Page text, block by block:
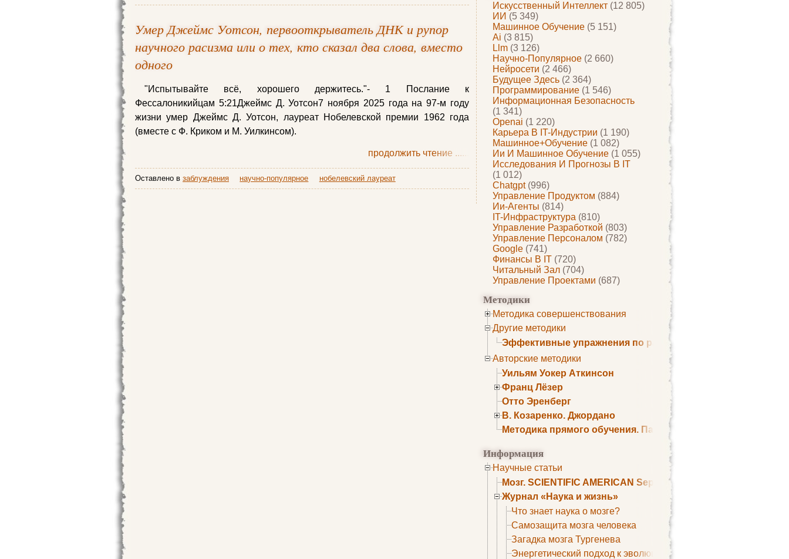
Искусственный Интеллект (12 805)
ИИ (5 349)
Машинное Обучение (5 151)
Ai (3 815)
Llm (3 126)
Научно-Популярное (2 660)
Нейросети (2 466)
Будущее Здесь (2 364)
Программирование (1 546)
Информационная Безопасность
(1 341)
Openai (1 220)
Карьера В IT-Индустрии (1 190)
Машинное+обучение (1 082)
Ии И Машинное Обучение (1 055)
Исследования И Прогнозы В IT
(1 012)
Chatgpt(996)
Управление Продуктом (884)
Ии-Агенты (814)
IT-Инфраструктура (810)
Управление Разработкой (803)
Управление Персоналом (782)
Google (741)
Финансы В IT (720)
Читальный Зал (704)
Управление Проектами (687)
Методики
Методика совершенствования
Другие методики
Эффективные упражнения по развитию памяти
Авторские методики
Уильям Уокер Аткинсон
Франц Лёзер
Отто Эренберг
В. Козаренко. Джордано
Методика прямого обучения. Пауль Шелли
Информация
Научные статьи
Мозг. SCIENTIFIC AMERICAN September 1979
Журнал «Наука и жизнь»
Что знает наука о мозге?
Самозащита мозга человека
Загадка мозга Тургенева
Энергетический подход к эволюции мозга
Умер Джеймс Уотсон, первооткрыватель ДНК и рупор
научного расизма или о тех, кто сказал два слова, вместо
одного
"Испытывайте всё, хорошего держитесь."- 1 Послание к
Фессалоникийцам 5:21Джеймс Д. Уотсон7 ноября 2025 года на 97-м году
жизни умер Джеймс Д. Уотсон, лауреат Нобелевской премии 1962 года
(вместе с Ф. Криком и М. Уилкинсом).
продолжить чтение ......
Оставлено в заблуждения научно-популярное нобелевский лауреат